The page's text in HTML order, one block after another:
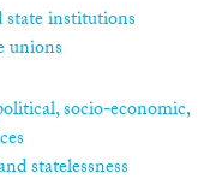
institutions
unions
socio-economic,
statelessness